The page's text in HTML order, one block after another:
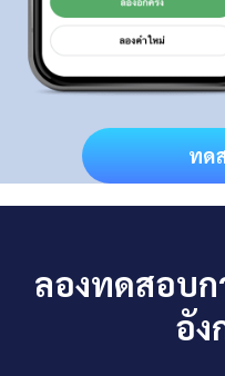
ทด
ลองทดสอบก
อั